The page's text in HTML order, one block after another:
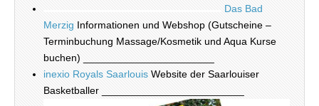
Das Bad
Merzig Informationen und Webshop (Gutscheine –
Terminbuchung Massage/Kosmetik und Aqua Kurse
buchen) _______________________
inexio Royals Saarlouis Website der Saarlouiser
Basketballer _________________________